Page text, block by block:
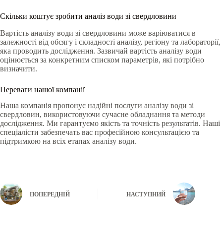
Скільки коштує зробити аналіз води зі свердловини
Вартість аналізу води зі свердловини може варіюватися в
залежності від обсягу і складності аналізу, регіону та лабораторії,
яка проводить дослідження. Зазвичай вартість аналізу води
оцінюється за конкретним списком параметрів, які потрібно
визначити.
Переваги нашої компанії
Наша компанія пропонує надійні послуги аналізу води зі
свердловин, використовуючи сучасне обладнання та методи
дослідження. Ми гарантуємо якість та точність результатів. Наші
спеціалісти забезпечать вас професійною консультацією та
підтримкою на всіх етапах аналізу води.
ПОПЕРЕДНІЙ НАСТУПНИЙ